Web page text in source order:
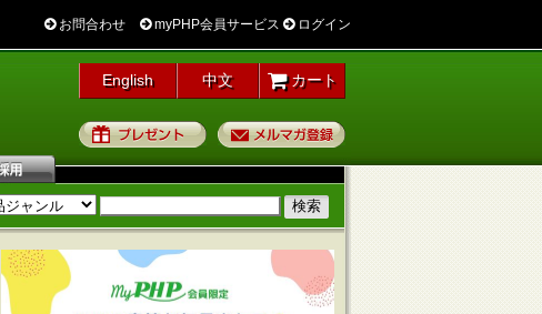
お問合わせ myPHP会員サービス ログイン
English 中文 カート
プレゼント